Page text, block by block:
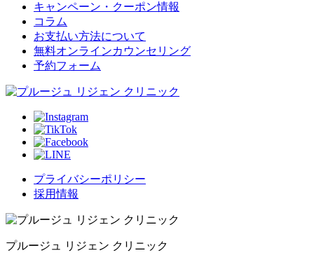
キャンペーン・クーポン情報
コラム
お支払い方法について
無料オンラインカウンセリング
予約フォーム
プライバシーポリシー
採用情報
プルージュ リジェン クリニック